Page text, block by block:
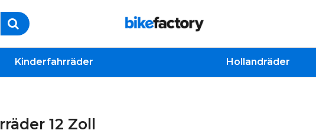
Kinderfahrräder Hollandräder
12 Zoll